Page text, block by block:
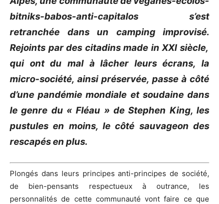
bitniks-babos-anti-capitalos s’est
retranchée dans un camping improvisé.
Rejoints par des citadins made in XXIsiècle,
qui ont du mal à lâcher leurs écrans, la
micro-société, ainsi préservée, passe à côté
d’une pandémie mondiale et soudaine dans
le genre du « Fléau » de Stephen King, les
pustules en moins, le côté sauvageon des
rescapés en plus.
Plongés dans leurs principes anti-principes de société,
de bien-pensants respectueux à outrance, les
personnalités de cette communauté vont faire ce que